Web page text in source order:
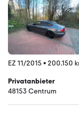
EZ 11/2015 • 200.150
Privatanbieter
48153 Centrum